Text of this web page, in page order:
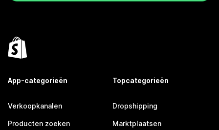
App-categorieën
Verkoopkanalen
Producten zoeken
Topcategorieën
Dropshipping
Marktplaatsen